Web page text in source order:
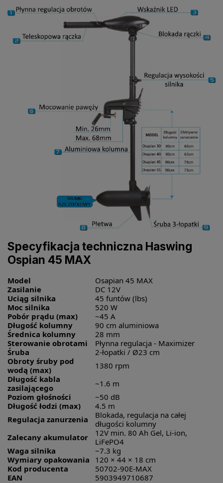
Specyfikacja techniczna Haswing
Ospian 45 MAX
Model
Osapian 45 MAX
Zasilanie
DC 12V
Uciąg silnika
45 funtów (lbs)
Moc silnika
520 W
Pobór prądu (max)
~45 A
Długość kolumny
90 cm aluminiowa
Średnica kolumny
28 mm
Sterowanie obrotami
Płynna regulacja - Maximizer
Śruba
2-łopatki / Ø23 cm
Obroty śruby pod
wodą (max)
1380 rpm
Długość kabla
zasilającego
~1.6 m
Poziom głośności
~50 dB
Długość łodzi (max)
4.5 m
Regulacja zanurzenia
Blokada, regulacja na całej
długości kolumny
Zalecany akumulator
12V min. 80 Ah Gel, Li-ion,
LiFePO4
Waga silnika
~7.3 kg
Wymiary opakowania
120 × 44 × 18 cm
Kod producenta
50702-90E-MAX
EAN
5903949710687